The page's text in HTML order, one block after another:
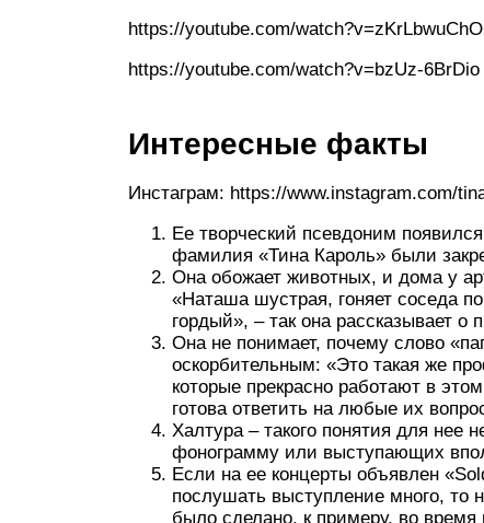
https://youtube.com/
https://youtube.com/watch?v=bzUz-6BrDio
Интересные факты
Инстаграм: https://www.instagram.com/
Ее творческий псевдоним
фамилия «Тина Кароль» были
Она обожает животных, и дома у
«Наташа шустрая, гоняет соседа
гордый», – так она рассказывает о
Она не понимает, почему слово
оскорбительным: «Это такая же
которые прекрасно работают в
готова ответить на любые их
Халтура – такого понятия для нее
фонограмму или выступающих
Если на ее концерты объявлен
послушать выступление много, то
было сделано, к примеру, во время